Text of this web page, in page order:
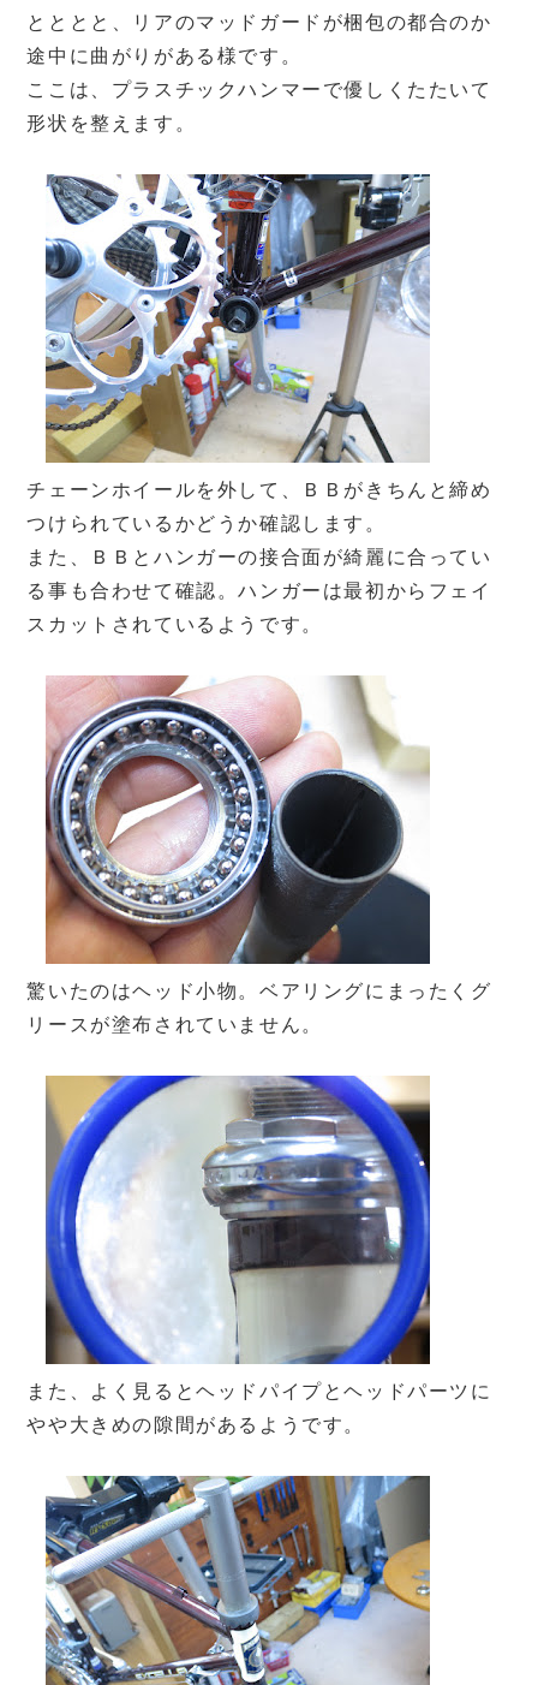
とととと、リアのマッドガードが梱包の都合のか
途中に曲がりがある様です。
ここは、プラスチックハンマーで優しくたたいて
形状を整えます。
チェーンホイールを外して、ＢＢがきちんと締め
つけられているかどうか確認します。
また、ＢＢとハンガーの接合面が綺麗に合ってい
る事も合わせて確認。ハンガーは最初からフェイ
スカットされているようです。
驚いたのはヘッド小物。ベアリングにまったくグ
リースが塗布されていません。
また、よく見るとヘッドパイプとヘッドパーツに
やや大きめの隙間があるようです。